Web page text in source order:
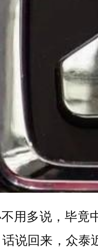
用多说，毕竟
说回来，众泰